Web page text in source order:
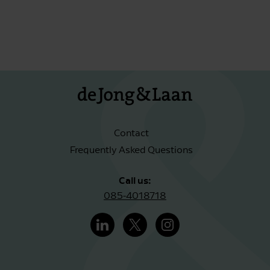
Contact
Frequently Asked Questions
Call us:
085-4018718